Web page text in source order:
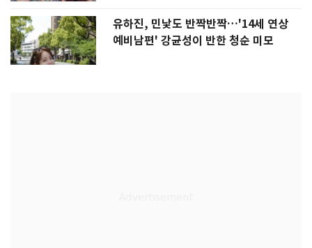
유하진, 민낯도 반짝반짝…'14세 연상
예비남편' 강균성이 반한 청순 미모